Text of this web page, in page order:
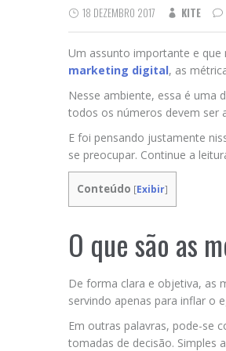
18 DEZEMBRO 2017 KITE
Um assunto importante e que
marketing digital, as
Nesse ambiente, essa é uma
todos os números devem ser
E foi pensando justamente
se preocupar. Continue a
Conteúdo [Exibir]
O que são as
De forma clara e objetiva, as
servindo apenas para inflar o
Em outras palavras, pode-se
tomadas de decisão. Simples